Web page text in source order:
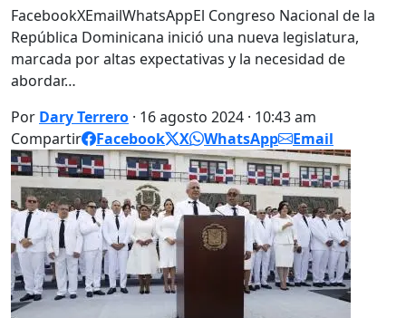
FacebookXEmailWhatsAppEl Congreso Nacional de la
República Dominicana inició una nueva legislatura,
marcada por altas expectativas y la necesidad de
abordar…
Por Dary Terrero · 16 agosto 2024 · 10:43 am
Compartir
Facebook X WhatsApp Email